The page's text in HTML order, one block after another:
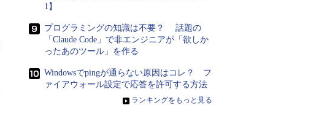
1】
プログラミングの知識は不要？ 話題の
「Claude Code」で非エンジニアが「欲しか
ったあのツール」を作る
Windowsでpingが通らない原因はコレ？ フ
ァイアウォール設定で応答を許可する方法
» ランキングをもっと見る